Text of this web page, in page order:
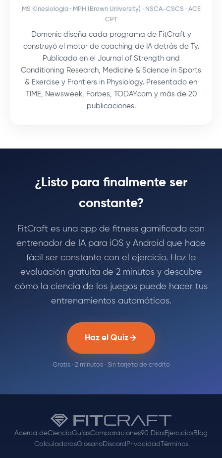
MS Kinesiología · MPH (Brown University) · NSCA-CSCS · ACE
CPT
Domenic diseña cada programa de FitCraft y
construyó el motor de coaching de IA detrás de Ty.
Publicado en el Journal of Strength and
Conditioning Research, Medicine & Science in Sports
& Exercise y Frontiers in Physiology. Presentado en
TIME, Newsweek, Forbes, TODAY.com y más de 20
publicaciones.
¿Listo para finalmente ser
constante?
FitCraft es una app de fitness gamificada con
entrenador de IA para iOS y Android que hace
fácil ser constante con el ejercicio. Haz la
evaluación gratuita de 2 minutos y descubre
cómo la ciencia de los juegos puede hacer tus
entrenamientos automáticos.
Haz el Quiz
Gratis · 2 minutos · Sin tarjeta de crédito
Acerca deCienciaGuíasComparaciones90 DíasEjerciciosBlog
CalculadorasGlosarioDiscord PrivacidadTérminos